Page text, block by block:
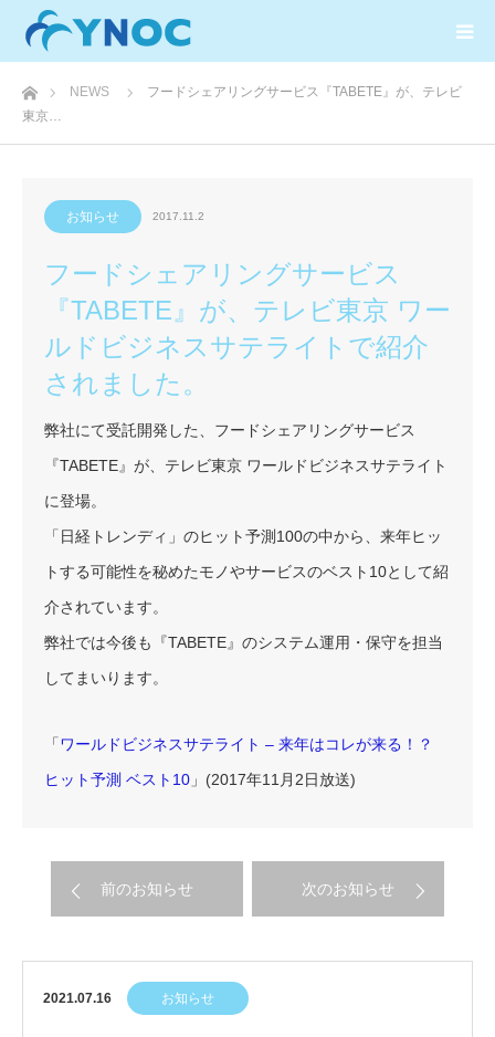
ホームNEWS
フードシェアリングサービス『TABETE』が、テレビ
東京…
お知らせ 2017.11.2
フードシェアリングサービス
『TABETE』が、テレビ東京 ワー
ルドビジネスサテライトで紹介
されました。
弊社にて受託開発した、フードシェアリングサービス
『TABETE』が、テレビ東京 ワールドビジネスサテライト
に登場。
「日経トレンディ」のヒット予測100の中から、来年ヒッ
トする可能性を秘めたモノやサービスのベスト10として紹
介されています。
弊社では今後も『TABETE』のシステム運用・保守を担当
してまいります。
「ワールドビジネスサテライト – 来年はコレが来る！？
ヒット予測 ベスト10 」(2017年11月2日放送)
前のお知らせ 次のお知らせ
2021.07.16 お知らせ